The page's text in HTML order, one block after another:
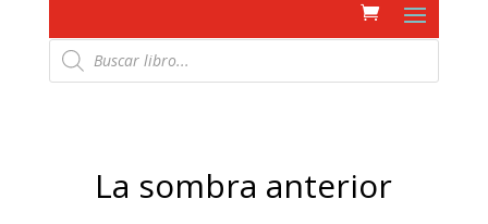
Búsqueda
de
productos
La sombra anterior